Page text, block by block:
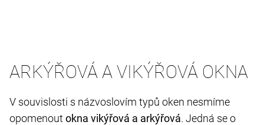
ARKÝŘOVÁ A VIKÝŘOVÁ OKNA
V souvislosti s názvoslovím typů oken nesmíme
opomenout okna vikýřová a arkýřová. Jedná se o